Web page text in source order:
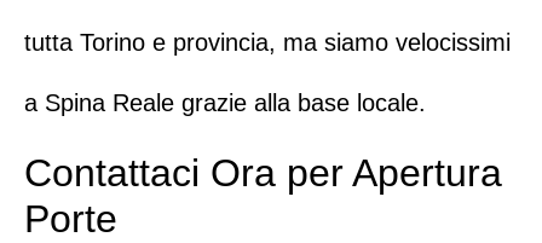
tutta Torino e provincia, ma siamo velocissimi
a Spina Reale grazie alla base locale.
Contattaci Ora per Apertura
Porte